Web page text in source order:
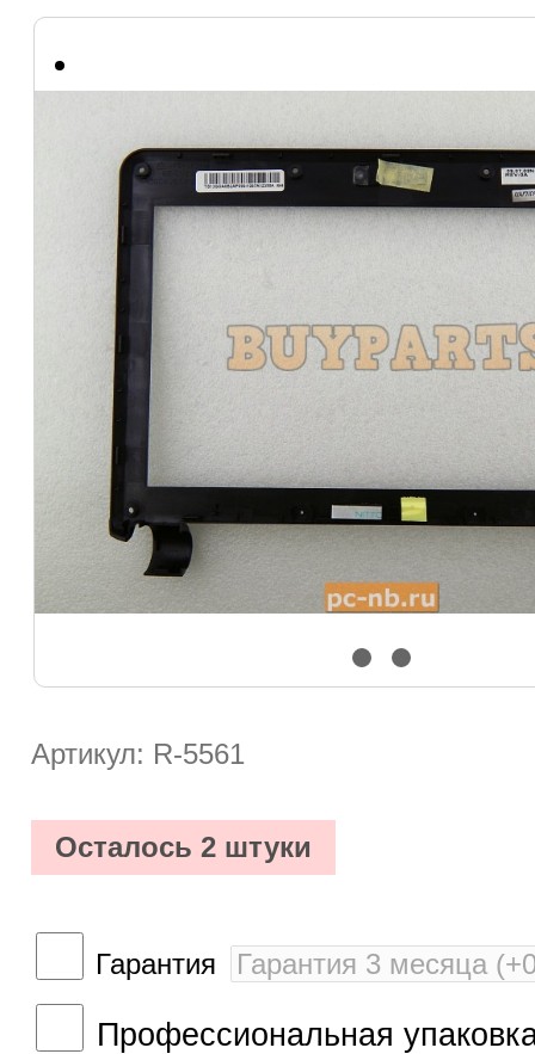
Артикул: R-5561
Осталось 2 штуки
Гарантия
Профессиональная